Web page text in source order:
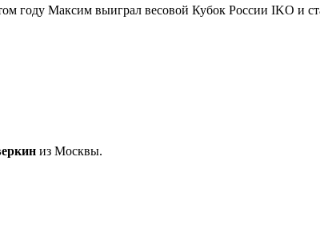
году Максим выиграл весовой Кубок России IKO и
из Москвы.